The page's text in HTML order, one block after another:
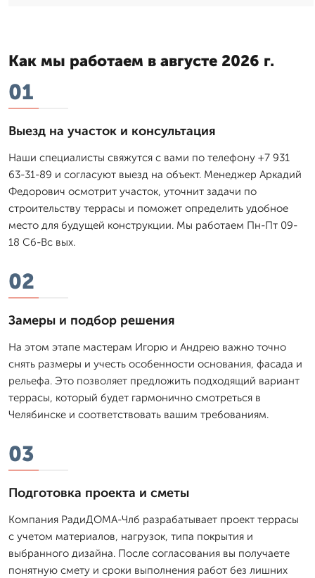
Как мы работаем в августе 2026 г.
01
Выезд на участок и консультация
Наши специалисты свяжутся с вами по телефону +7 931
63-31-89 и согласуют выезд на объект. Менеджер Аркадий
Федорович осмотрит участок, уточнит задачи по
строительству террасы и поможет определить удобное
место для будущей конструкции. Мы работаем Пн-Пт 09-
18 Сб-Вс вых.
02
Замеры и подбор решения
На этом этапе мастерам Игорю и Андрею важно точно
снять размеры и учесть особенности основания, фасада и
рельефа. Это позволяет предложить подходящий вариант
террасы, который будет гармонично смотреться в
Челябинске и соответствовать вашим требованиям.
03
Подготовка проекта и сметы
Компания РадиДОМА-Члб разрабатывает проект террасы
с учетом материалов, нагрузок, типа покрытия и
выбранного дизайна. После согласования вы получаете
понятную смету и сроки выполнения работ без лишних